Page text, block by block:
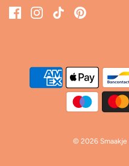
© 2026 Smaakje